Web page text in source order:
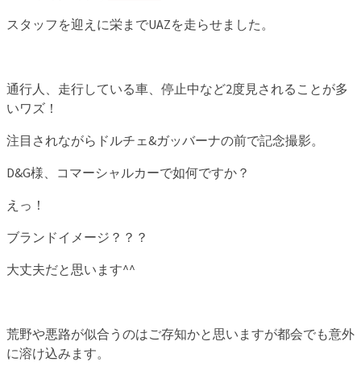
スタッフを迎えに栄までUAZを走らせました。
通行人、走行している車、停止中など2度見されることが多
いワズ！
注目されながらドルチェ&ガッバーナの前で記念撮影。
D&G様、コマーシャルカーで如何ですか？
えっ！
ブランドイメージ？？？
大丈夫だと思います^^
荒野や悪路が似合うのはご存知かと思いますが都会でも意外
に溶け込みます。